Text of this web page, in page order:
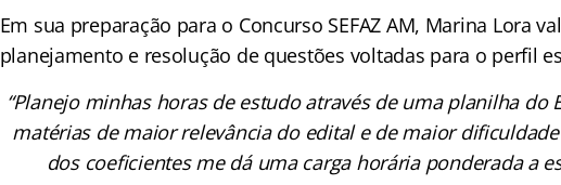
Em sua preparação para o Concurso SEFAZ AM, Marina Lora
planejamento e resolução de questões voltadas para o perfil
“Planejo minhas horas de estudo através de uma planilha do
matérias de maior relevância do edital e de maior
dos coeficientes me dá uma carga horária ponderada a